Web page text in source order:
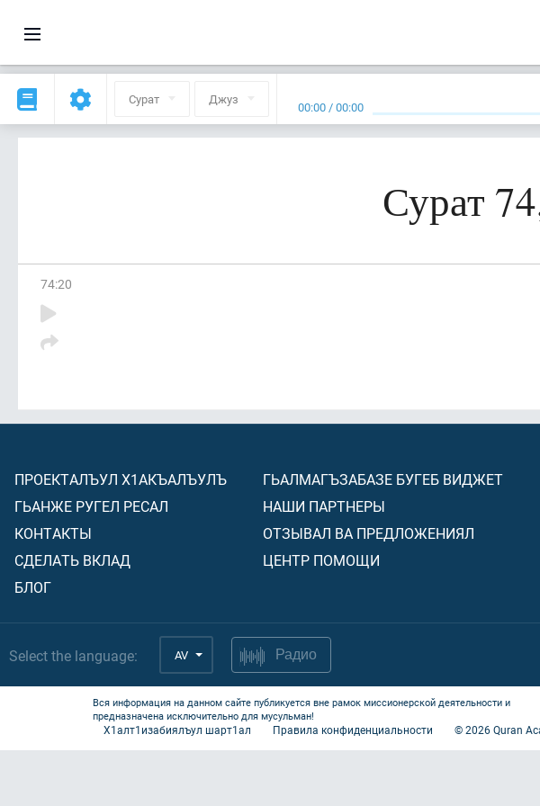
Сурат Джуз 00:00 /00:00
Сурат
74:20
ПРОЕКТАЛЪУЛ Х1АКЪАЛЪУЛЪ
ГЬАНЖЕ РУГЕЛ РЕСАЛ
КОНТАКТЫ
СДЕЛАТЬ ВКЛАД
БЛОГ
ГЬАЛМАГЪЗАБАЗЕ БУГЕБ ВИДЖЕТ
НАШИ ПАРТНЕРЫ
ОТЗЫВАЛ ВА ПРЕДЛОЖЕНИЯЛ
ЦЕНТР ПОМОЩИ
Select the language: AV Радио
Вся информация на данном сайте публикуется вне рамок миссионерской деятельности и
предназначена исключительно для мусульман!
Х1алт1изабиялъул шарт1ал Правила конфиденциальности ©2026Quran